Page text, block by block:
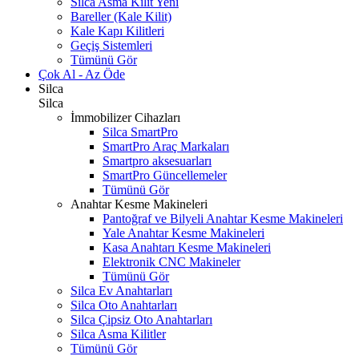
Bareller (Kale Kilit)
Kale Kapı Kilitleri
Geçiş Sistemleri
Tümünü Gör
Çok Al - Az Öde
Silca
Silca
İmmobilizer Cihazları
Silca SmartPro
SmartPro Araç Markaları
Smartpro aksesuarları
SmartPro Güncellemeler
Tümünü Gör
Anahtar Kesme Makineleri
Pantoğraf ve Bilyeli Anahtar Kesme Makineleri
Yale Anahtar Kesme Makineleri
Kasa Anahtarı Kesme Makineleri
Elektronik CNC Makineler
Tümünü Gör
Silca Ev Anahtarları
Silca Oto Anahtarları
Silca Çipsiz Oto Anahtarları
Silca Asma Kilitler
Tümünü Gör